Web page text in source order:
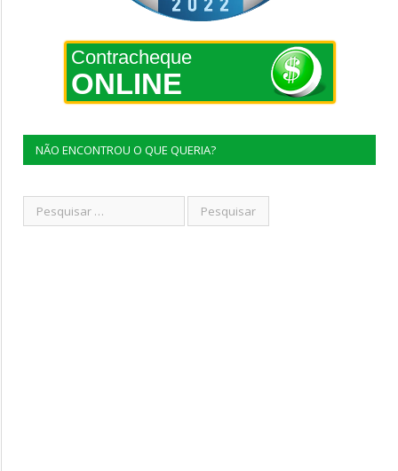
Contracheque
ONLINE
NÃO ENCONTROU O QUE QUERIA?